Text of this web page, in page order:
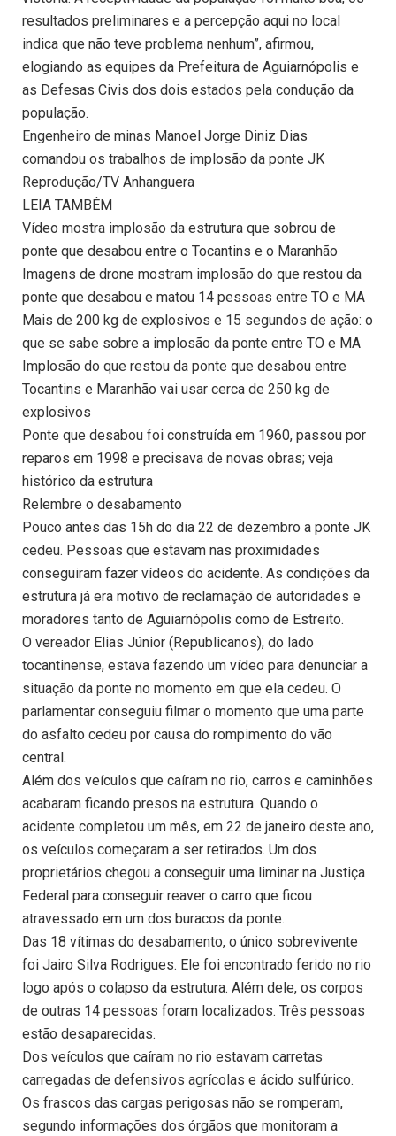
resultados preliminares e a percepção aqui no local
indica que não teve problema nenhum”, afirmou,
elogiando as equipes da Prefeitura de Aguiarnópolis e
as Defesas Civis dos dois estados pela condução da
população.
Engenheiro de minas Manoel Jorge Diniz Dias
comandou os trabalhos de implosão da ponte JK
Reprodução/TV Anhanguera
LEIA TAMBÉM
Vídeo mostra implosão da estrutura que sobrou de
ponte que desabou entre o Tocantins e o Maranhão
Imagens de drone mostram implosão do que restou da
ponte que desabou e matou 14 pessoas entre TO e MA
Mais de 200 kg de explosivos e 15 segundos de ação: o
que se sabe sobre a implosão da ponte entre TO e MA
Implosão do que restou da ponte que desabou entre
Tocantins e Maranhão vai usar cerca de 250 kg de
explosivos
Ponte que desabou foi construída em 1960, passou por
reparos em 1998 e precisava de novas obras; veja
histórico da estrutura
Relembre o desabamento
Pouco antes das 15h do dia 22 de dezembro a ponte JK
cedeu. Pessoas que estavam nas proximidades
conseguiram fazer vídeos do acidente. As condições da
estrutura já era motivo de reclamação de autoridades e
moradores tanto de Aguiarnópolis como de Estreito.
O vereador Elias Júnior (Republicanos), do lado
tocantinense, estava fazendo um vídeo para denunciar a
situação da ponte no momento em que ela cedeu. O
parlamentar conseguiu filmar o momento que uma parte
do asfalto cedeu por causa do rompimento do vão
central.
Além dos veículos que caíram no rio, carros e caminhões
acabaram ficando presos na estrutura. Quando o
acidente completou um mês, em 22 de janeiro deste ano,
os veículos começaram a ser retirados. Um dos
proprietários chegou a conseguir uma liminar na Justiça
Federal para conseguir reaver o carro que ficou
atravessado em um dos buracos da ponte.
Das 18 vítimas do desabamento, o único sobrevivente
foi Jairo Silva Rodrigues. Ele foi encontrado ferido no rio
logo após o colapso da estrutura. Além dele, os corpos
de outras 14 pessoas foram localizados. Três pessoas
estão desaparecidas.
Dos veículos que caíram no rio estavam carretas
carregadas de defensivos agrícolas e ácido sulfúrico.
Os frascos das cargas perigosas não se romperam,
segundo informações dos órgãos que monitoram a